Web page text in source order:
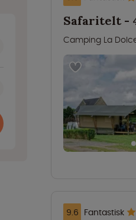
Safaritelt -
Camping La
9.6 Fantastisk